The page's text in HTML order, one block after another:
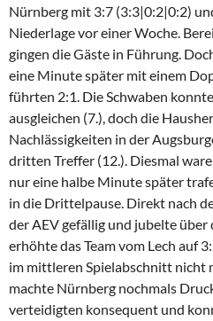
Nürnberg mit 3:7 (3:3|0:2|0:2)
Niederlage vor einer Woche.
gingen die Gäste in Führung.
eine Minute später mit einem
führten 2:1. Die Schwaben
ausgleichen (7.), doch die
Nachlässigkeiten in der
dritten Treffer (12.). Diesmal
nur eine halbe Minute später
in die Drittelpause. Direkt nach
der AEV gefällig und jubelte über
erhöhte das Team vom Lech auf
im mittleren Spielabschnitt nicht
machte Nürnberg nochmals
verteidigten konsequent und